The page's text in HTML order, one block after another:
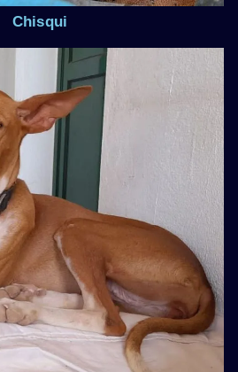
Chisqui